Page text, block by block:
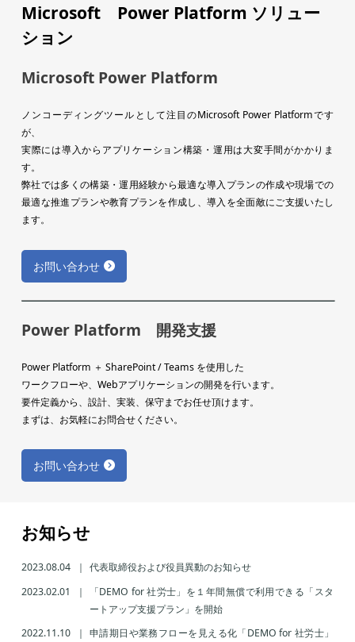
Microsoft Power Platform ソリュー
ション
Microsoft Power Platform
ノンコーディングツールとして注目のMicrosoft Power Platformです
が、
実際には導入からアプリケーション構築・運用は大変手間がかかりま
す。
弊社では多くの構築・運用経験から最適な導入プランの作成や現場での
最適な推進プランや教育プランを作成し、導入を全面敵にご支援いたし
ます。
お問い合わせ
Power Platform 開発支援
Power Platform ＋ SharePoint / Teams を使用した
ワークフローや、Webアプリケーションの開発を行います。
要件定義から、設計、実装、保守までお任せ頂けます。
まずは、お気軽にお問合せください。
お問い合わせ
お知らせ
2023.08.04
代表取締役および役員異動のお知らせ
2023.02.01
「DEMO for 社労士」を１年間無償で利用できる「スタ
ートアップ支援プラン」を開始
2022.11.10
申請期日や業務フローを見える化「DEMO for 社労士」